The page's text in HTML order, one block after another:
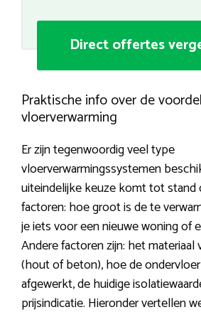
Direct offertes
Praktische info over de
vloerverwarming
Er zijn tegenwoordig veel type
vloerverwarmingssystemen
uiteindelijke keuze komt tot stand
factoren: hoe groot is de te
je iets voor een nieuwe woning of
Andere factoren zijn: het materiaal
(hout of beton), hoe de
afgewerkt, de huidige
prijsindicatie. Hieronder vertellen